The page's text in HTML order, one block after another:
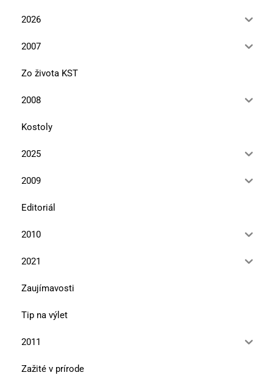
2026
2007
Zo života KST
2008
Kostoly
2025
2009
Editoriál
2010
2021
Zaujímavosti
Tip na výlet
2011
Zažité v prírode